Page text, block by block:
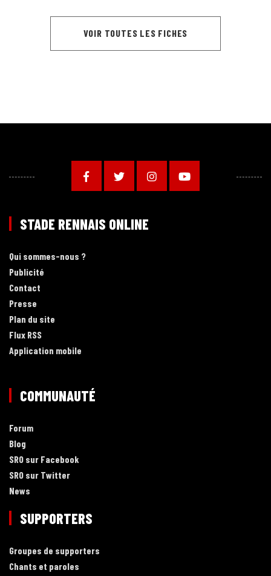
VOIR TOUTES LES FICHES
STADE RENNAIS ONLINE
Qui sommes-nous ?
Publicité
Contact
Presse
Plan du site
Flux RSS
Application mobile
COMMUNAUTÉ
Forum
Blog
SRO sur Facebook
SRO sur Twitter
News
SUPPORTERS
Groupes de supporters
Chants et paroles